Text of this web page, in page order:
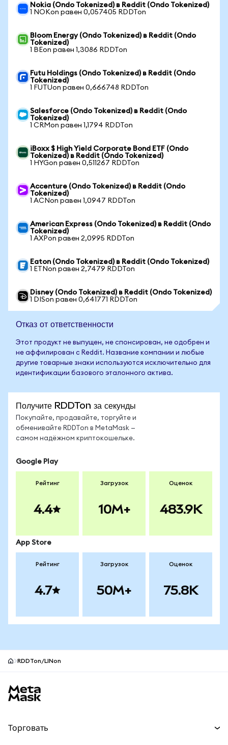
Nokia (Ondo Tokenized) в Reddit (Ondo Tokenized)
1 NOKon равен 0,057405 RDDTon
Bloom Energy (Ondo Tokenized) в Reddit (Ondo
Tokenized)
1 BEon равен 1,3086 RDDTon
Futu Holdings (Ondo Tokenized) в Reddit (Ondo
Tokenized)
1 FUTUon равен 0,666748 RDDTon
Salesforce (Ondo Tokenized) в Reddit (Ondo
Tokenized)
1 CRMon равен 1,1794 RDDTon
iBoxx $ High Yield Corporate Bond ETF (Ondo
Tokenized) в Reddit (Ondo Tokenized)
1 HYGon равен 0,511267 RDDTon
Accenture (Ondo Tokenized) в Reddit (Ondo
Tokenized)
1 ACNon равен 1,0947 RDDTon
American Express (Ondo Tokenized) в Reddit (Ondo
Tokenized)
1 AXPon равен 2,0995 RDDTon
Eaton (Ondo Tokenized) в Reddit (Ondo Tokenized)
1 ETNon равен 2,7479 RDDTon
Disney (Ondo Tokenized) в Reddit (Ondo Tokenized)
1 DISon равен 0,641771 RDDTon
Отказ от ответственности
Этот продукт не выпущен, не спонсирован, не одобрен и
не аффилирован с Reddit. Название компании и любые
другие товарные знаки используются исключительно для
идентификации базового эталонного актива.
Получите RDDTon за секунды
Покупайте, продавайте, торгуйте и
обменивайте RDDTon в MetaMask —
самом надёжном криптокошельке.
Google Play
Рейтинг
4.4
Загрузок
10M+
Оценок
483.9K
App Store
Рейтинг
4.7
Загрузок
50M+
Оценок
75.8K
RDDTon/LINon
Торговать